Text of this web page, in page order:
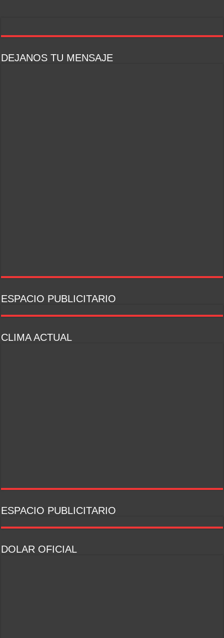
DEJANOS TU MENSAJE
ESPACIO PUBLICITARIO
CLIMA ACTUAL
ESPACIO PUBLICITARIO
DOLAR OFICIAL